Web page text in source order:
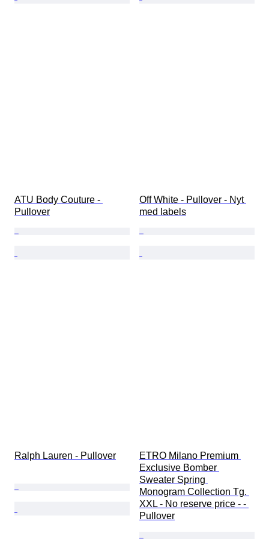
ATU Body Couture -
Pullover
Off White - Pullover - Nyt
med labels
Ralph Lauren - Pullover
ETRO Milano Premium
Exclusive Bomber
Sweater Spring
Monogram Collection Tg.
XXL - No reserve price - -
Pullover